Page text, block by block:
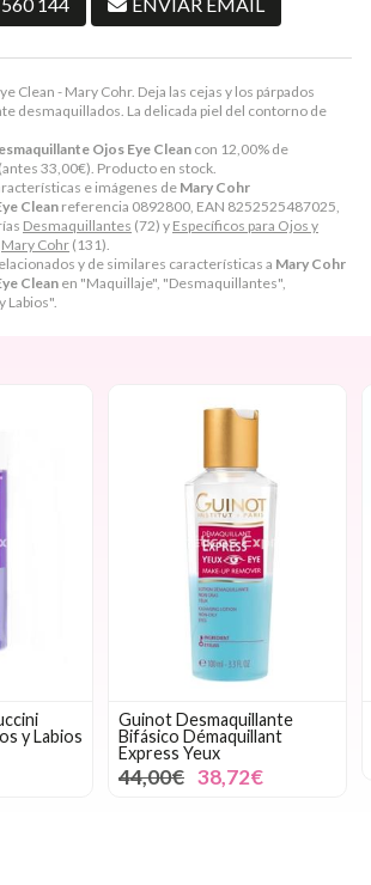
Clean - Mary Cohr. Deja las cejas y los párpados
desmaquillados. La delicada piel del contorno de
Ojos Eye Clean con 12,00% de
(antes 33,00€). Producto en stock.
e imágenes de Mary Cohr
Clean referencia 0892800, EAN 8252525487025,
Desmaquillantes (72) y Específicos para Ojos y
Mary Cohr (131).
y de similares características a Mary Cohr
Clean en "Maquillaje", "Desmaquillantes",
Labios".
y Labios
Guinot Desmaquillante
Bifásico Démaquillant
Express Yeux
44,00€ 38,72€